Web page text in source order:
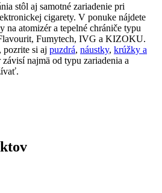
stôl aj samotné zariadenie pri
cigarety. V ponuke nájdete
na atomizér a tepelné chrániče typu
Fumytech, IVG a KIZOKU.
si aj puzdrá, náustky, krúžky a
najmä od typu zariadenia a